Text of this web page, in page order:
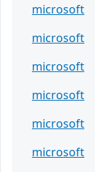
microsoft
microsoft
microsoft
microsoft
microsoft
microsoft